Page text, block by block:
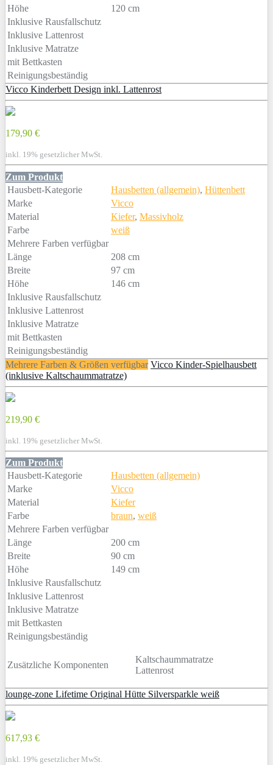
Höhe
120 cm
Inklusive Rausfallschutz
Inklusive Lattenrost
Inklusive Matratze
mit Bettkasten
Reinigungsbeständig
Vicco Kinderbett Design inkl. Lattenrost
179,90 €
inkl. 19% gesetzlicher MwSt.
Zum Produkt
Hausbett-Kategorie
Hausbetten (allgemein), Hüttenbett
Marke
Vicco
Material
Kiefer, Massivholz
Farbe
weiß
Mehrere Farben verfügbar
Länge
208 cm
Breite
97 cm
Höhe
146 cm
Inklusive Rausfallschutz
Inklusive Lattenrost
Inklusive Matratze
mit Bettkasten
Reinigungsbeständig
Mehrere Farben & Größen verfügbar Vicco Kinder-Spielhausbett
(inklusive Kaltschaummatratze)
219,90 €
inkl. 19% gesetzlicher MwSt.
Zum Produkt
Hausbett-Kategorie
Hausbetten (allgemein)
Marke
Vicco
Material
Kiefer
Farbe
braun, weiß
Mehrere Farben verfügbar
Länge
200 cm
Breite
90 cm
Höhe
149 cm
Inklusive Rausfallschutz
Inklusive Lattenrost
Inklusive Matratze
mit Bettkasten
Reinigungsbeständig
Zusätzliche Komponenten
Kaltschaummatratze
Lattenrost
lounge-zone Lifetime Original Hütte Silversparkle weiß
617,93 €
inkl. 19% gesetzlicher MwSt.